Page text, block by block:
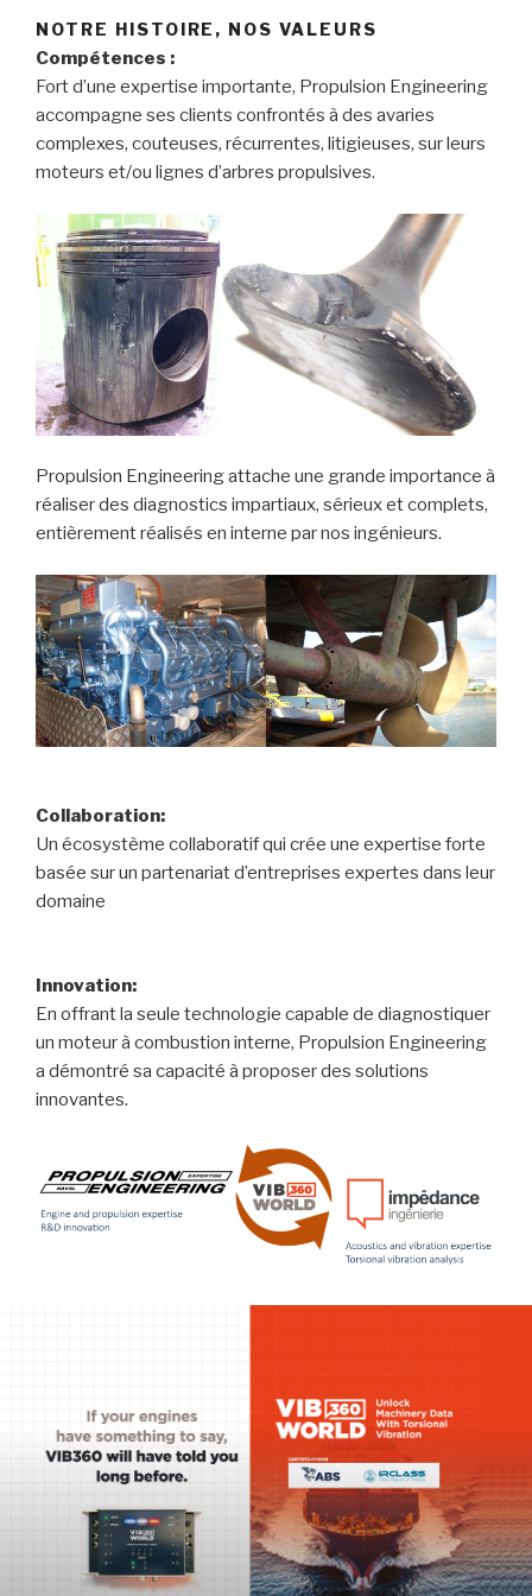
NOTRE HISTOIRE, NOS VALEURS
Compétences :
Fort d’une expertise importante, Propulsion Engineering
accompagne ses clients confrontés à des avaries
complexes, couteuses, récurrentes, litigieuses, sur leurs
moteurs et/ou lignes d’arbres propulsives.
Propulsion Engineering attache une grande importance à
réaliser des diagnostics impartiaux, sérieux et complets,
entièrement réalisés en interne par nos ingénieurs.
Collaboration:
Un écosystème collaboratif qui crée une expertise forte
basée sur un partenariat d’entreprises expertes dans leur
domaine
Innovation:
En offrant la seule technologie capable de diagnostiquer
un moteur à combustion interne, Propulsion Engineering
a démontré sa capacité à proposer des solutions
innovantes.